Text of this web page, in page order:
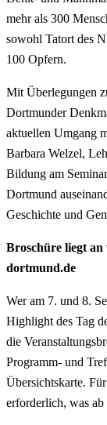
mehr als 300
sowohl Tatort des
100 Opfern.
Mit Überlegungen
Dortmunder
aktuellen Umgang
Barbara Welzel,
Bildung am
Dortmund
Geschichte und
Broschüre liegt an
dortmund.de
Wer am 7. und 8.
Highlight des Tag
die
Programm- und
Übersichtskarte.
erforderlich, was